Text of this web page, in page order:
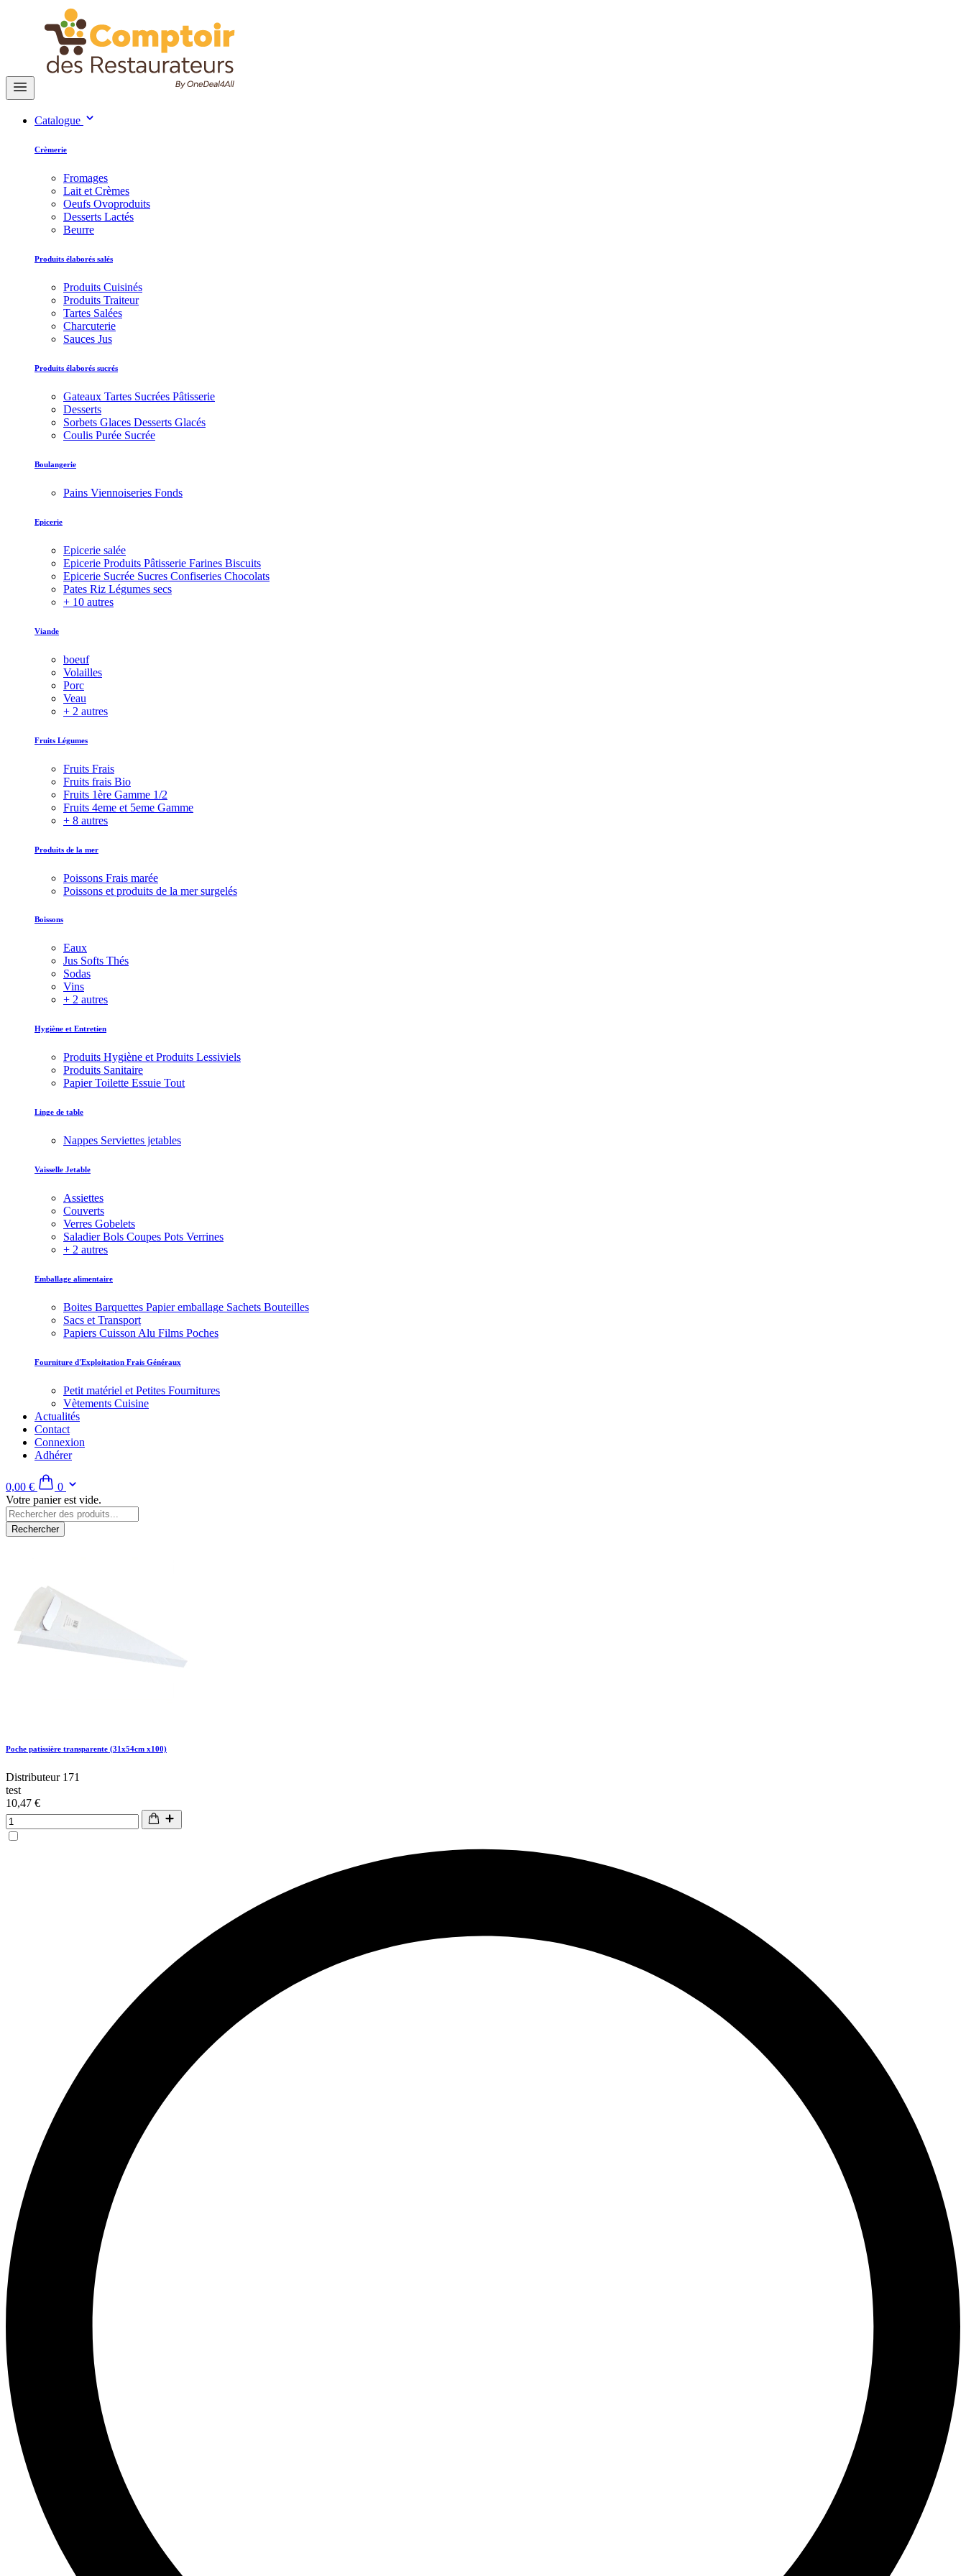
Catalogue
Crèmerie
Fromages
Lait et Crèmes
Oeufs Ovoproduits
Desserts Lactés
Beurre
Produits élaborés salés
Produits Cuisinés
Produits Traiteur
Tartes Salées
Charcuterie
Sauces Jus
Produits élaborés sucrés
Gateaux Tartes Sucrées Pâtisserie
Desserts
Sorbets Glaces Desserts Glacés
Coulis Purée Sucrée
Boulangerie
Pains Viennoiseries Fonds
Epicerie
Epicerie salée
Epicerie Produits Pâtisserie Farines Biscuits
Epicerie Sucrée Sucres Confiseries Chocolats
Pates Riz Légumes secs
+ 10 autres
Viande
boeuf
Volailles
Porc
Veau
+ 2 autres
Fruits Légumes
Fruits Frais
Fruits frais Bio
Fruits 1ère Gamme 1/2
Fruits 4eme et 5eme Gamme
+ 8 autres
Produits de la mer
Poissons Frais marée
Poissons et produits de la mer surgelés
Boissons
Eaux
Jus Softs Thés
Sodas
Vins
+ 2 autres
Hygiène et Entretien
Produits Hygiène et Produits Lessiviels
Produits Sanitaire
Papier Toilette Essuie Tout
Linge de table
Nappes Serviettes jetables
Vaisselle Jetable
Assiettes
Couverts
Verres Gobelets
Saladier Bols Coupes Pots Verrines
+ 2 autres
Emballage alimentaire
Boites Barquettes Papier emballage Sachets Bouteilles
Sacs et Transport
Papiers Cuisson Alu Films Poches
Fourniture d'Exploitation Frais Généraux
Petit matériel et Petites Fournitures
Vètements Cuisine
Actualités
Contact
Connexion
Adhérer
0,00 €
0
Votre panier est vide.
Rechercher
Poche patissière transparente (31x54cm x100)
Distributeur 171
test
10,47 €